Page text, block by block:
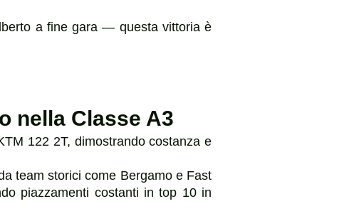
a fine gara — questa vittoria è
nella Classe A3
122 2T, dimostrando costanza e
team storici come Bergamo e Fast
piazzamenti costanti in top 10 in